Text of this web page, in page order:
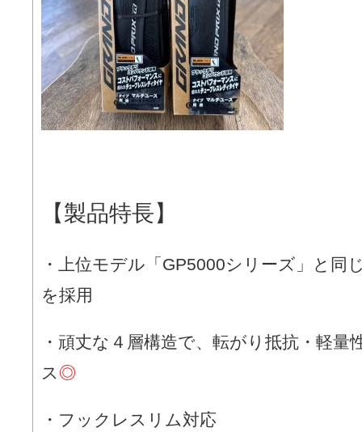
【製品特長】
・上位モデル「GP5000シリーズ」と同
を採用
・頑丈な４層構造で、転がり抵抗・軽
ス◎
・フックレスリム対応